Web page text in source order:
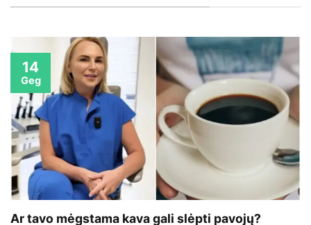
Ar tavo mėgstama kava gali slėpti pavojų?
14
Geg